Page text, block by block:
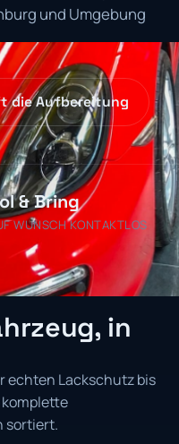
und Umgebung
die Aufbereitung
& Bring
WUNSCH KONTAKTLOS
in
echten Lackschutz bis
sortiert.